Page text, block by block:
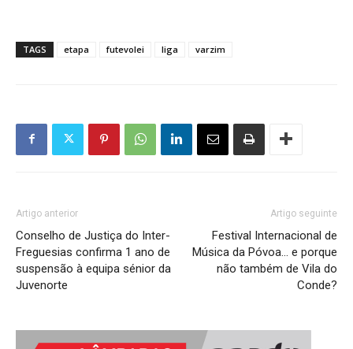
TAGS etapa futevolei liga varzim
Artigo anterior
Conselho de Justiça do Inter-
Freguesias confirma 1 ano de
suspensão à equipa sénior da
Juvenorte
Artigo seguinte
Festival Internacional de
Música da Póvoa… e porque
não também de Vila do
Conde?